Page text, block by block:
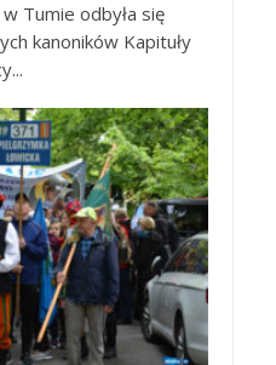
Tumie odbyła się
kanoników Kapituły